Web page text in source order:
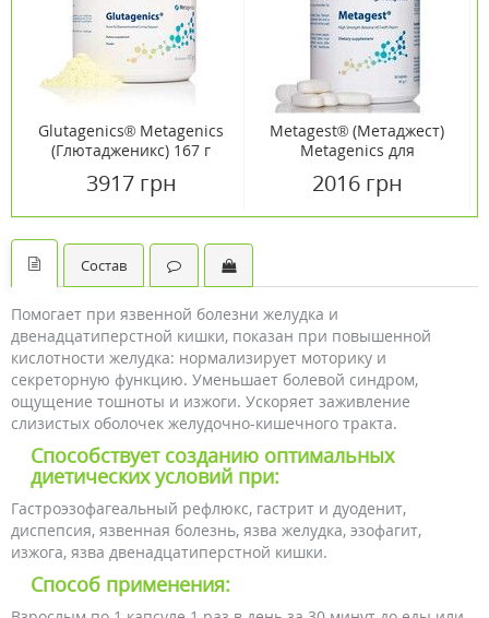
Glutagenics® Metagenics
(Глютадженикс) 167 г
3917 грн
Metagest® (Метаджест)
Metagenics для
пищеварения 90
2016 грн
Состав
Помогает при язвенной болезни желудка и
двенадцатиперстной кишки, показан при повышенной
кислотности желудка: нормализирует моторику и
секреторную функцию. Уменьшает болевой синдром,
ощущение тошноты и изжоги. Ускоряет заживление
слизистых оболочек желудочно-кишечного тракта.
Способствует созданию оптимальных
диетических условий при:
Гастроэзофагеальный рефлюкс, гастрит и дуоденит,
диспепсия, язвенная болезнь, язва желудка, эзофагит,
изжога, язва двенадцатиперстной кишки.
Способ применения: